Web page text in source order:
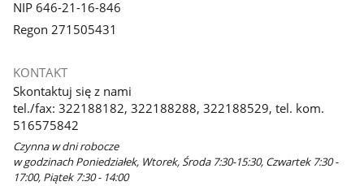
NIP 646-21-16-846
Regon 271505431
KONTAKT
Skontaktuj się z nami
tel./fax: 322188182, 322188288, 322188529, tel. kom.
516575842
Czynna w dni robocze
w godzinach Poniedziałek, Wtorek, Środa 7:30-15:30, Czwartek 7:30 -
17:00, Piątek 7:30 - 14:00